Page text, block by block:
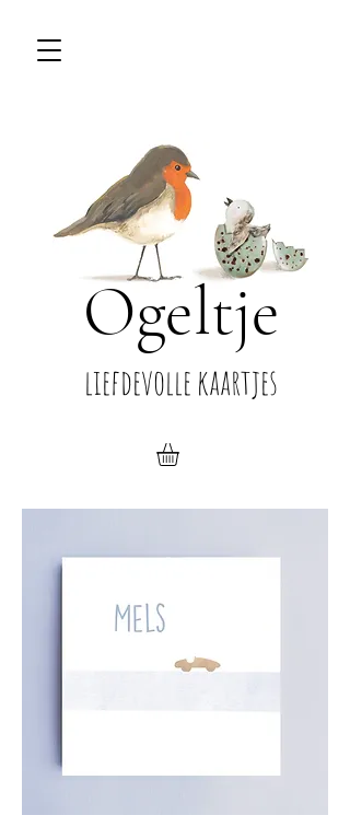
liefdevolle kaartjes
Ogeltje